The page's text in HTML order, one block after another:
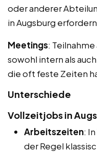
oder anderer
in Augsburg
Meetings:
sowohl intern als
die oft feste Zeiten
Unterschiede
Vollzeitjobs in
Arbeitszeiten:
der Regel